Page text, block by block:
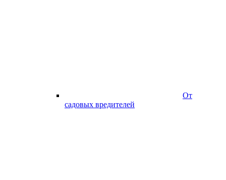
От
садовых вредителей